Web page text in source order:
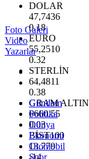
DOLAR
47,7436
0.18
EURO
55,2510
0.32
STERLİN
64,4811
0.38
GRAM ALTIN
6660.55
0.03
BİST100
13.779
-14
Foto Galeri
Video
Yazarlar
Gündem
Politika
Dünya
Ekonomi
Otomobil
Spor